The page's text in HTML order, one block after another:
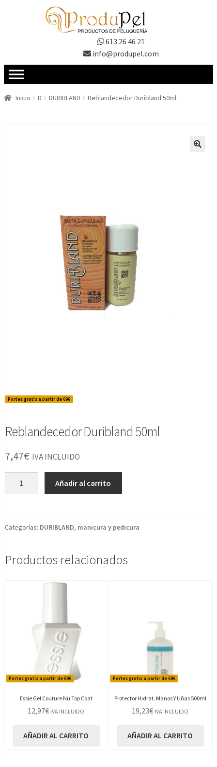
613 26 46 21
info@produpel.com
Inicio D DURIBLAND Reblandecedor Duribland 50ml
Portes gratis a partir de 69€
Reblandecedor Duribland 50ml
7,47€ IVA INCLUIDO
Añadir al carrito
Categorías: DURIBLAND, manicura y pedicura
Productos relacionados
Portes gratis a partir de 69€
Essie Gel Couture Nu Top Coat
12,97€ IVA INCLUIDO
AÑADIR AL CARRITO
Portes gratis a partir de 69€
Protector Hidrat. Manos Y Uñas 500ml
19,23€ IVA INCLUIDO
AÑADIR AL CARRITO